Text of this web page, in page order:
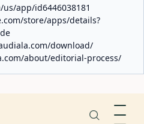
app/id6446038181
store/apps/details?
download/
about/editorial-process/